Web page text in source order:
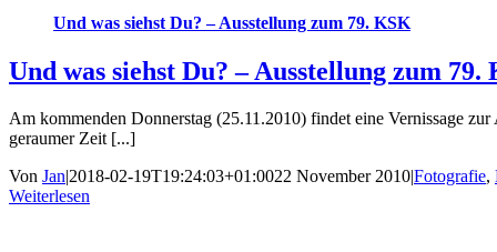
Und was siehst Du? – Ausstellung zum 79. KSK
Und was siehst Du? – Ausstellung zum 79.
Am kommenden Donnerstag (25.11.2010) findet eine Vernissage
geraumer Zeit [...]
Von Jan|2018-02-19T19:24:03+01:0022 November 2010|Fotografie,
Weiterlesen